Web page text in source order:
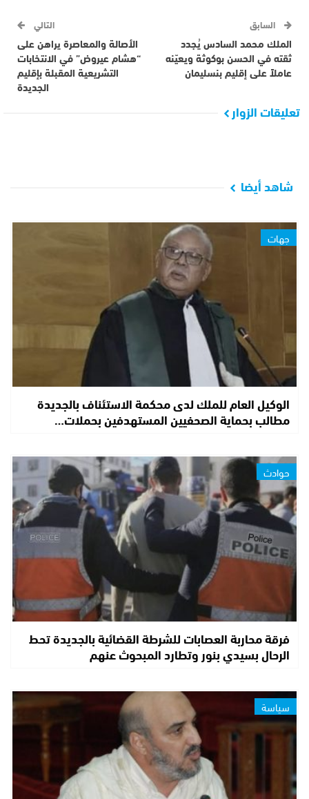
السابق
الملك محمد السادس يُجدد
ثقته في الحسن بوكوثة ويعيّنه
عاملاً على إقليم بنسليمان
التالي
الأصالة والمعاصرة يراهن على
“هشام عيروض” في الانتخابات
التشريعية المقبلة بإقليم
الجديدة
تعليقات الزوار
شاهد أيضا
جهات
الوكيل العام للملك لدى محكمة الاستئناف بالجديدة
مطالب بحماية الصحفيين المستهدفين بحملات…
حوادث
فرقة محاربة العصابات للشرطة القضائية بالجديدة تحط
الرحال بسيدي بنور وتطارد المبحوث عنهم
سياسة